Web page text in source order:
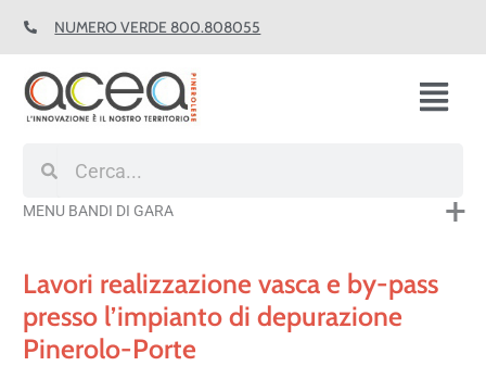
NUMERO VERDE 800.808055
MENU BANDI DI GARA
Lavori realizzazione vasca e by-pass
presso l’impianto di depurazione
Pinerolo-Porte